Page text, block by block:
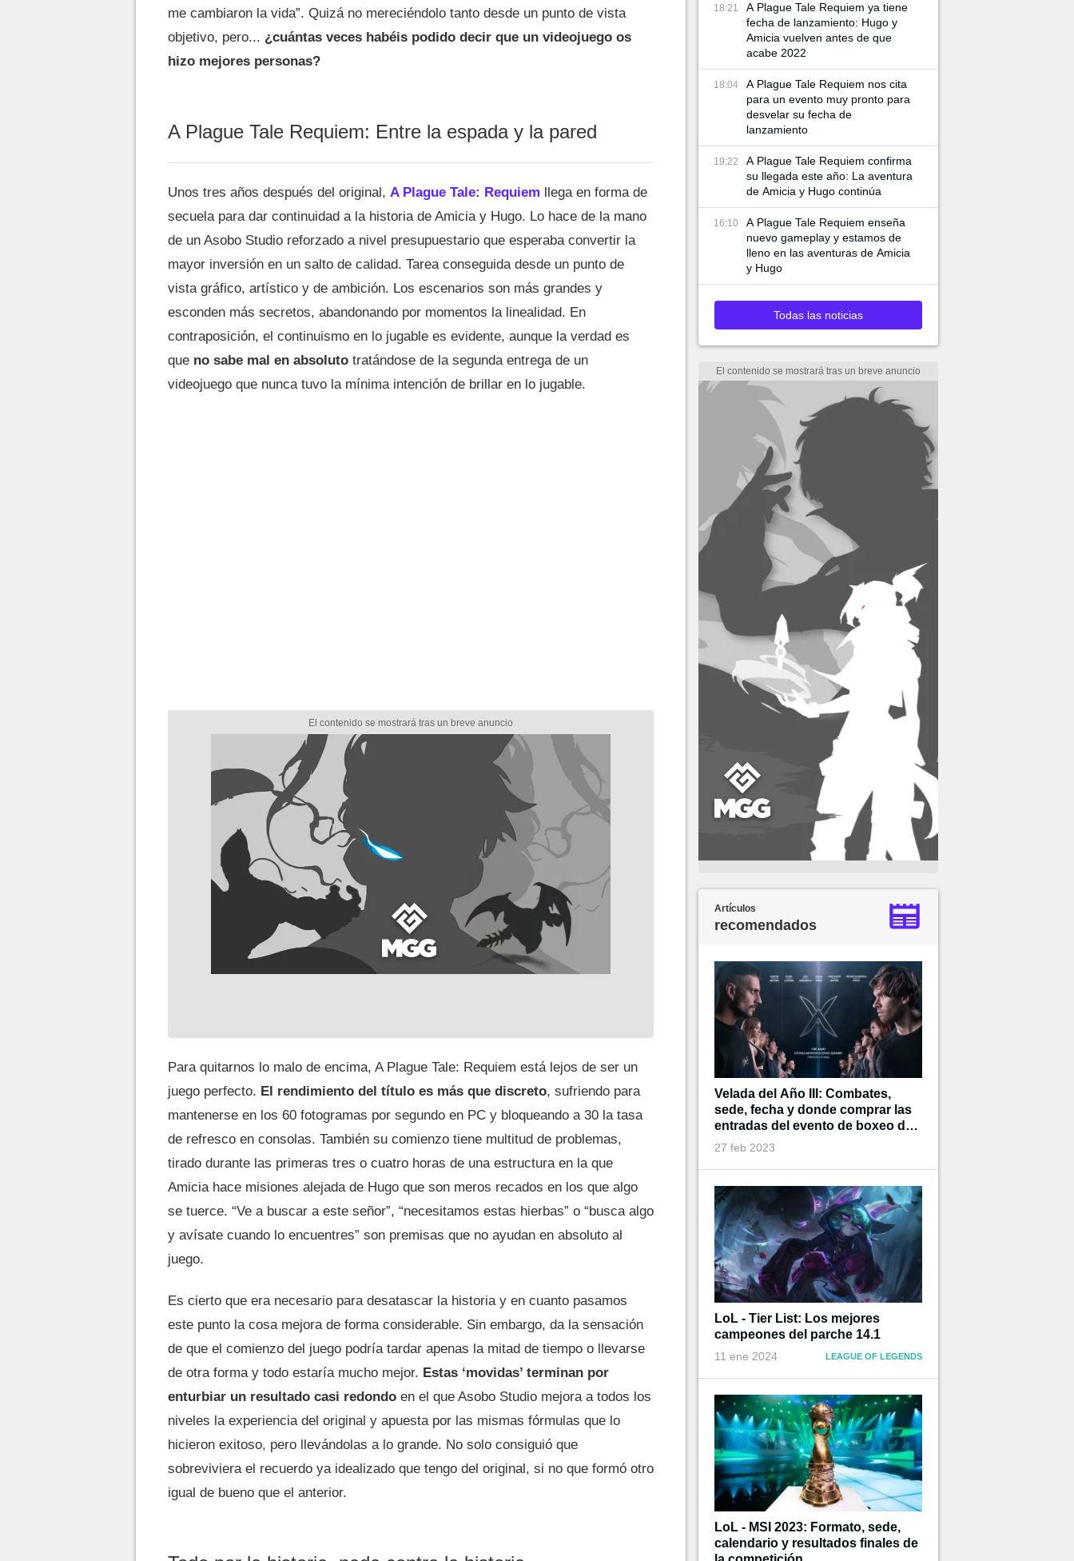
me cambiaron la vida”. Quizá no mereciéndolo tanto desde un punto de vista
objetivo, pero... ¿cuántas veces habéis podido decir que un videojuego os
hizo mejores personas?
A Plague Tale Requiem: Entre la espada y la pared
Unos tres años después del original, A Plague Tale: Requiem llega en forma de
secuela para dar continuidad a la historia de Amicia y Hugo. Lo hace de la mano
de un Asobo Studio reforzado a nivel presupuestario que esperaba convertir la
mayor inversión en un salto de calidad. Tarea conseguida desde un punto de
vista gráfico, artístico y de ambición. Los escenarios son más grandes y
esconden más secretos, abandonando por momentos la linealidad. En
contraposición, el continuismo en lo jugable es evidente, aunque la verdad es
que no sabe mal en absoluto tratándose de la segunda entrega de un
videojuego que nunca tuvo la mínima intención de brillar en lo jugable.
Para quitarnos lo malo de encima, A Plague Tale: Requiem está lejos de ser un
juego perfecto. El rendimiento del título es más que discreto, sufriendo para
mantenerse en los 60 fotogramas por segundo en PC y bloqueando a 30 la tasa
de refresco en consolas. También su comienzo tiene multitud de problemas,
tirado durante las primeras tres o cuatro horas de una estructura en la que
Amicia hace misiones alejada de Hugo que son meros recados en los que algo
se tuerce. “Ve a buscar a este señor”, “necesitamos estas hierbas” o “busca algo
y avísate cuando lo encuentres” son premisas que no ayudan en absoluto al
juego.
Es cierto que era necesario para desatascar la historia y en cuanto pasamos
este punto la cosa mejora de forma considerable. Sin embargo, da la sensación
de que el comienzo del juego podría tardar apenas la mitad de tiempo o llevarse
de otra forma y todo estaría mucho mejor. Estas ‘movidas’ terminan por
enturbiar un resultado casi redondo en el que Asobo Studio mejora a todos los
niveles la experiencia del original y apuesta por las mismas fórmulas que lo
hicieron exitoso, pero llevándolas a lo grande. No solo consiguió que
sobreviviera el recuerdo ya idealizado que tengo del original, si no que formó otro
igual de bueno que el anterior.
18:21
A Plague Tale Requiem ya tiene
fecha de lanzamiento: Hugo y
Amicia vuelven antes de que
acabe 2022
18:04
A Plague Tale Requiem nos cita
para un evento muy pronto para
desvelar su fecha de
lanzamiento
19:22
A Plague Tale Requiem confirma
su llegada este año: La aventura
de Amicia y Hugo continúa
16:10
A Plague Tale Requiem enseña
nuevo gameplay y estamos de
lleno en las aventuras de Amicia
y Hugo
Todas las noticias
Artículos
recomendados
Velada del Año III: Combates,
sede, fecha y donde comprar las
entradas del evento de boxeo de
Ibai
27 feb 2023
LoL - Tier List: Los mejores
campeones del parche 14.1
11 ene 2024 LEAGUE OF LEGENDS
LoL - MSI 2023: Formato, sede,
calendario y resultados finales de